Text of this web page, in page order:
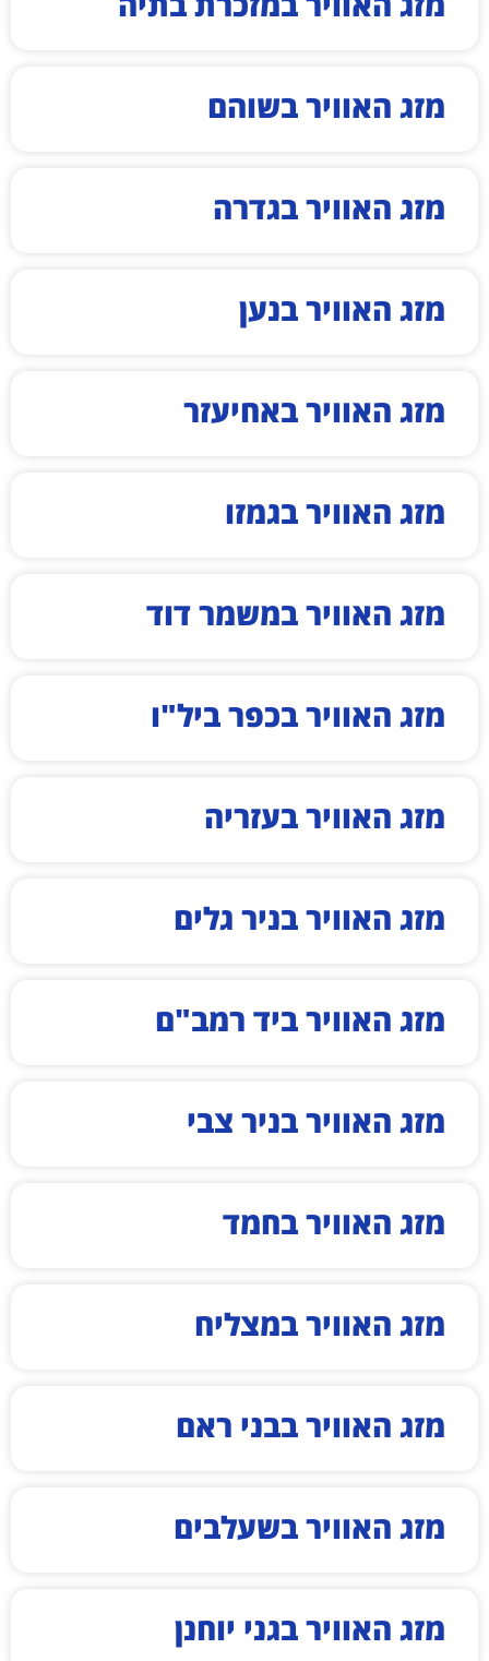
מזג האוויר בשוהם
מזג האוויר בגדרה
מזג האוויר בנען
מזג האוויר באחיעזר
מזג האוויר בגמזו
מזג האוויר במשמר דוד
מזג האוויר בכפר ביל"ו
מזג האוויר בעזריה
מזג האוויר בניר גלים
מזג האוויר ביד רמב"ם
מזג האוויר בניר צבי
מזג האוויר בחמד
מזג האוויר במצליח
מזג האוויר בבני ראם
מזג האוויר בשעלבים
מזג האוויר בגני יוחנן